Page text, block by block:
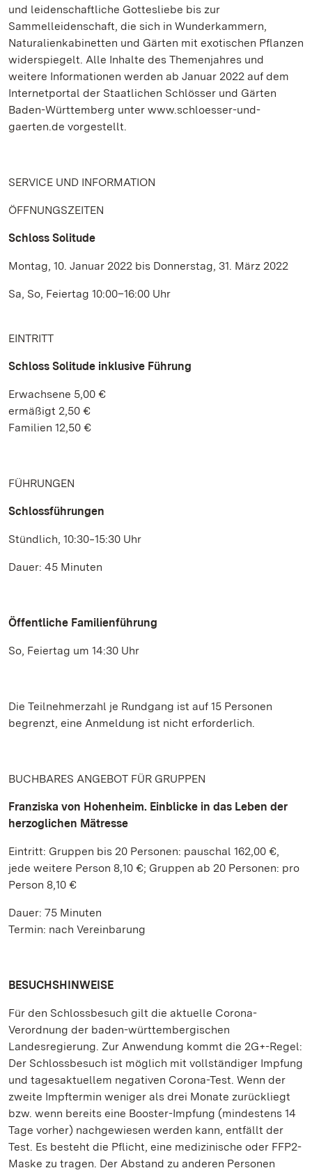
und leidenschaftliche Gottesliebe bis zur
Sammelleidenschaft, die sich in Wunderkammern,
Naturalienkabinetten und Gärten mit exotischen Pflanzen
widerspiegelt. Alle Inhalte des Themenjahres und
weitere Informationen werden ab Januar 2022 auf dem
Internetportal der Staatlichen Schlösser und Gärten
Baden-Württemberg unter www.schloesser-und-
gaerten.de vorgestellt.
SERVICE UND INFORMATION
ÖFFNUNGSZEITEN
Schloss Solitude
Montag, 10. Januar 2022 bis Donnerstag, 31. März 2022
Sa, So, Feiertag 10:00–16:00 Uhr
EINTRITT
Schloss Solitude inklusive Führung
Erwachsene 5,00 €
ermäßigt 2,50 €
Familien 12,50 €
FÜHRUNGEN
Schlossführungen
Stündlich, 10:30‒15:30 Uhr
Dauer: 45 Minuten
Öffentliche Familienführung
So, Feiertag um 14:30 Uhr
Die Teilnehmerzahl je Rundgang ist auf 15 Personen
begrenzt, eine Anmeldung ist nicht erforderlich.
BUCHBARES ANGEBOT FÜR GRUPPEN
Franziska von Hohenheim. Einblicke in das Leben der
herzoglichen Mätresse
Eintritt: Gruppen bis 20 Personen: pauschal 162,00 €,
jede weitere Person 8,10 €; Gruppen ab 20 Personen: pro
Person 8,10 €
Dauer: 75 Minuten
Termin: nach Vereinbarung
BESUCHSHINWEISE
Für den Schlossbesuch gilt die aktuelle Corona-
Verordnung der baden-württembergischen
Landesregierung. Zur Anwendung kommt die 2G+-Regel:
Der Schlossbesuch ist möglich mit vollständiger Impfung
und tagesaktuellem negativen Corona-Test. Wenn der
zweite Impftermin weniger als drei Monate zurückliegt
bzw. wenn bereits eine Booster-Impfung (mindestens 14
Tage vorher) nachgewiesen werden kann, entfällt der
Test. Es besteht die Pflicht, eine medizinische oder FFP2-
Maske zu tragen. Der Abstand zu anderen Personen